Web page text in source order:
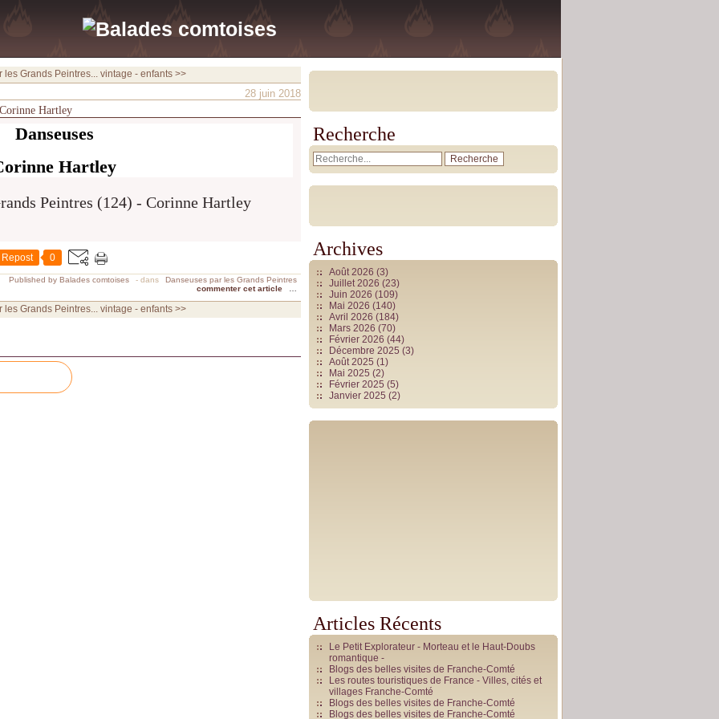
les Grands Peintres... vintage - enfants >>
28 juin 2018
Hartley
Danseuses
Hartley
Repost 0
Published by Balades comtoises - dans
Danseuses par les Grands Peintres
commenter cet article
les Grands Peintres... vintage - enfants >>
Recherche
Archives
Août 2026 (3)
Juillet 2026 (23)
Juin 2026 (109)
Mai 2026 (140)
Avril 2026 (184)
Mars 2026 (70)
Février 2026 (44)
Décembre 2025 (3)
Août 2025 (1)
Mai 2025 (2)
Février 2025 (5)
Janvier 2025 (2)
Articles Récents
Le Petit Explorateur - Morteau et le Haut-Doubs
romantique -
Blogs des belles visites de Franche-Comté
Les routes touristiques de France - Villes, cités et
villages Franche-Comté
Blogs des belles visites de Franche-Comté
Blogs des belles visites de Franche-Comté